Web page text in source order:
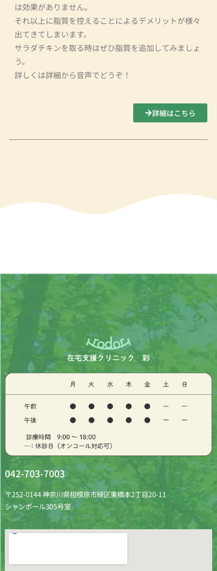
は効果がありません。
それ以上に脂質を控えることによるデメリットが様々
出てきてしまいます。
サラダチキンを取る時はぜひ脂質を追加してみましょ
う。
詳しくは詳細から音声でどうぞ！
詳細はこちら
042-703-7003
〒252-0144 神奈川県相模原市緑区東橋本2丁目20-11
シャンポール305号室